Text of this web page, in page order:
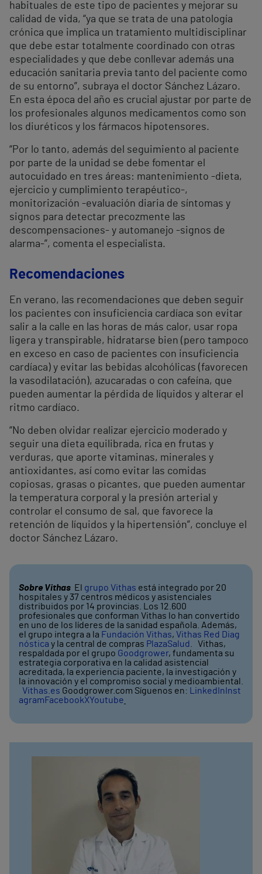
habituales de este tipo de pacientes y mejorar su
calidad de vida, “ya que se trata de una patología
crónica que implica un tratamiento multidisciplinar
que debe estar totalmente coordinado con otras
especialidades y que debe conllevar además una
educación sanitaria previa tanto del paciente como
de su entorno”, subraya el doctor Sánchez Lázaro.
En esta época del año es crucial ajustar por parte de
los profesionales algunos medicamentos como son
los diuréticos y los fármacos hipotensores.
“Por lo tanto, además del seguimiento al paciente
por parte de la unidad se debe fomentar el
autocuidado en tres áreas: mantenimiento -dieta,
ejercicio y cumplimiento terapéutico-,
monitorización -evaluación diaria de síntomas y
signos para detectar precozmente las
descompensaciones- y automanejo -signos de
alarma-”, comenta el especialista.
Recomendaciones
En verano, las recomendaciones que deben seguir
los pacientes con insuficiencia cardíaca son evitar
salir a la calle en las horas de más calor, usar ropa
ligera y transpirable, hidratarse bien (pero tampoco
en exceso en caso de pacientes con insuficiencia
cardíaca) y evitar las bebidas alcohólicas (favorecen
la vasodilatación), azucaradas o con cafeína, que
pueden aumentar la pérdida de líquidos y alterar el
ritmo cardíaco.
“No deben olvidar realizar ejercicio moderado y
seguir una dieta equilibrada, rica en frutas y
verduras, que aporte vitaminas, minerales y
antioxidantes, así como evitar las comidas
copiosas, grasas o picantes, que pueden aumentar
la temperatura corporal y la presión arterial y
controlar el consumo de sal, que favorece la
retención de líquidos y la hipertensión”, concluye el
doctor Sánchez Lázaro.
Sobre Vithas El grupo Vithas está integrado por 20
hospitales y 37 centros médicos y asistenciales
distribuidos por 14 provincias. Los 12.600
profesionales que conforman Vithas lo han convertido
en uno de los líderes de la sanidad española. Además,
el grupo integra a la Fundación Vithas, Vithas Red Diag
nóstica y la central de compras PlazaSalud
. Vithas,
respaldada por el grupo Goodgrower, fundamenta su
estrategia corporativa en la calidad asistencial
acreditada, la experiencia paciente, la investigación y
la innovación y el compromiso social y medioambiental.
Vithas.es Goodgrower.com Síguenos en: LinkedIn Inst
agramFacebookXYoutube